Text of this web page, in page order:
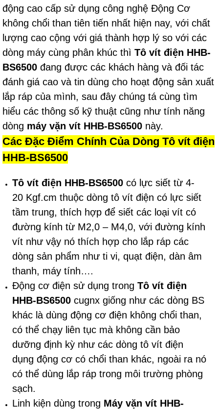
động cao cấp sử dụng công nghệ Động Cơ
không chổi than tiên tiến nhất hiện nay, với chất
lượng cao cộng với giá thành hợp lý so với các
dòng máy cùng phân khúc thì Tô vít điện HHB-
BS6500 đang được các khách hàng và đối tác
đánh giá cao và tin dùng cho hoạt động sản xuất
lắp ráp của mình, sau đây chúng tá cùng tìm
hiểu các thông số kỹ thuật cũng như tính năng
dòng máy vặn vít HHB-BS6500 này.
Các Đặc Điểm Chính Của Dòng Tô vít điện
HHB-BS6500
Tô vít điện HHB-BS6500 có lực siết từ 4-
20 Kgf.cm thuộc dòng tô vít điện có lực siết
tầm trung, thích hợp để siết các loại vít có
đường kính từ M2,0 – M4,0, với đường kính
vít như vậy nó thích hợp cho lắp ráp các
dòng sản phẩm như ti vi, quạt điện, dàn âm
thanh, máy tính….
Động cơ điện sử dụng trong Tô vít điện
HHB-BS6500 cugnx giống như các dòng BS
khác là dùng động cơ điện không chổi than,
có thể chạy liên tục mà không cần bảo
dưỡng định kỳ như các dòng tô vít điện
dụng động cơ có chổi than khác, ngoài ra nó
có thể dùng lắp ráp trong môi trường phòng
sạch.
Linh kiện dùng trong Máy vặn vít HHB-